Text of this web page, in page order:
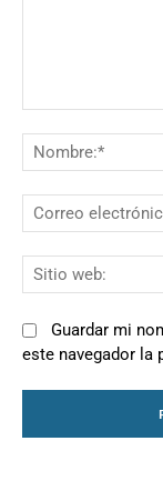
Guardar mi
este navegador la